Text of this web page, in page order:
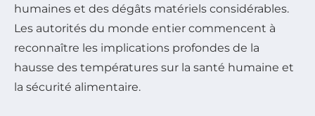
humaines et des dégâts matériels considérables.
Les autorités du monde entier commencent à
reconnaître les implications profondes de la
hausse des températures sur la santé humaine et
la sécurité alimentaire.